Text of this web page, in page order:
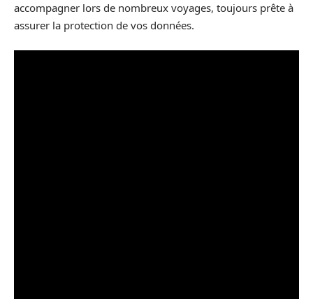
accompagner lors de nombreux voyages, toujours prête à
assurer la protection de vos données.